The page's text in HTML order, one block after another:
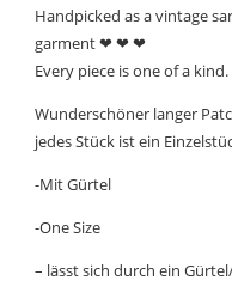
Handpicked as a vintage
garment ❤ ❤ ❤
Every piece is one of a kind.
Wunderschöner langer
jedes Stück ist ein
-Mit Gürtel
-One Size
– lässt sich durch ein